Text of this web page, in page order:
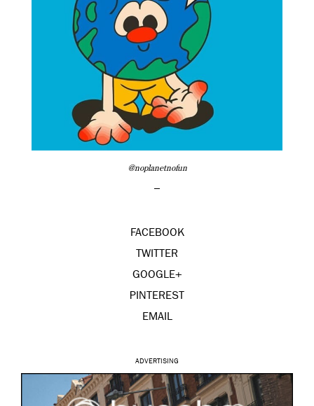
@noplanetnofun
–
FACEBOOK
TWITTER
GOOGLE+
PINTEREST
EMAIL
ADVERTISING